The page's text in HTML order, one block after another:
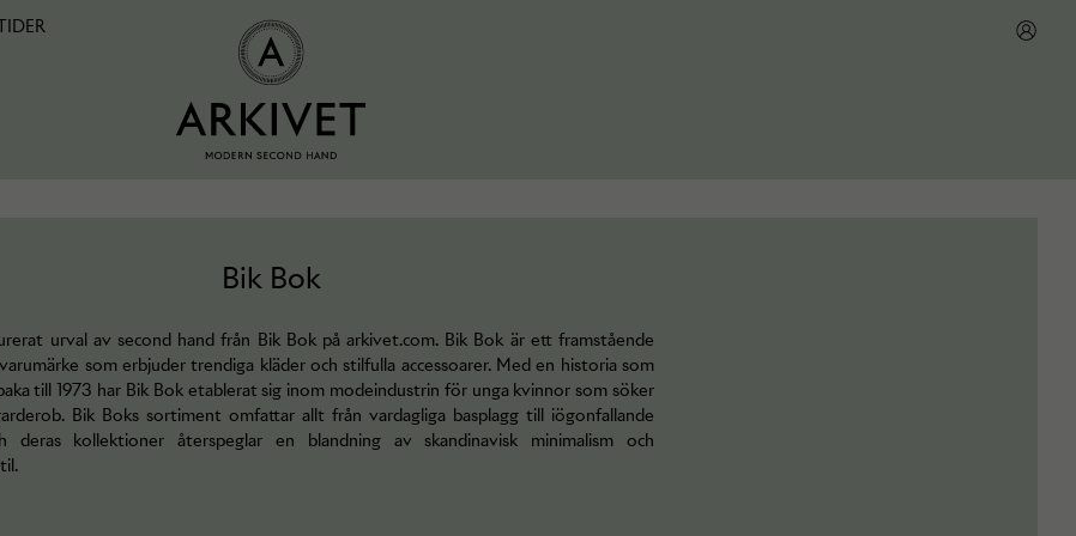
Bik Bok
urval av second hand från Bik Bok på arkivet.com. Bik Bok är ett framstående
som erbjuder trendiga kläder och stilfulla accessoarer. Med en historia som
till 1973 har Bik Bok etablerat sig inom modeindustrin för unga kvinnor som söker
Bik Boks sortiment omfattar allt från vardagliga basplagg till iögonfallande
deras kollektioner återspeglar en blandning av skandinavisk minimalism och